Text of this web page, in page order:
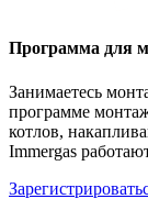
Программа для
Занимаетесь
программе
котлов,
Immergas